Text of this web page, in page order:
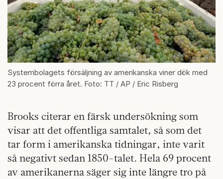
Systembolagets försäljning av amerikanska viner dök med
23 procent förra året. Foto: TT / AP / Eric Risberg
Brooks citerar en färsk undersökning som
visar att det offentliga samtalet, så som det
tar form i amerikanska tidningar, inte varit
så negativt sedan 1850-talet. Hela 69 procent
av amerikanerna säger sig inte längre tro på